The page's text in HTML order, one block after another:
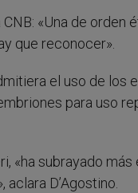
«Una de
que reconocer».
el uso de los
para uso
«ha subrayado
D’Agostino.